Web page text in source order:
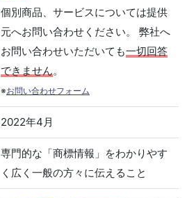
個別商品、サービスについては提供
元へお問い合わせください。 弊社へ
お問い合わせいただいても一切回答
できません。
※お問い合わせフォーム
2022年4月
専門的な「商標情報」をわかりやす
く広く一般の方々に伝えること